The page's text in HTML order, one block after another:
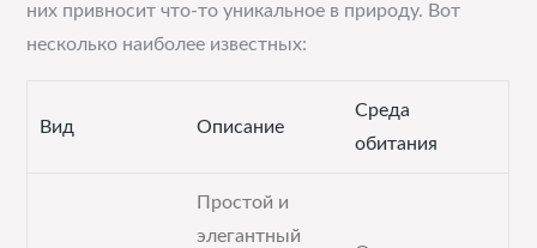
них привносит что-то уникальное в природу. Вот
несколько наиболее известных:
Вид Описание
Среда
обитания
Простой и
элегантный